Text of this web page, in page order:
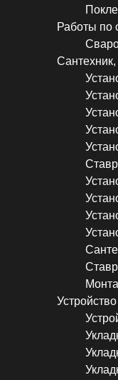
Работы по